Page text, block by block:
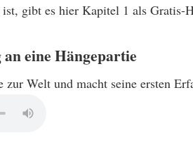
gibt es hier Kapitel 1 als Gratis-
eine Hängepartie
Welt und macht seine ersten